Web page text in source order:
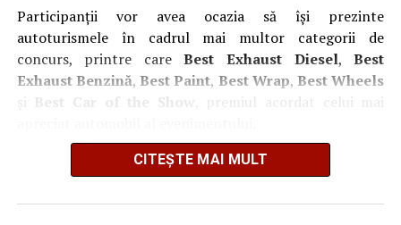
județul Alba și unul dintre puținele din țară. Activitatea
începe luni, iar centrul va funcționa cu o echipă formată
din opt angajați. Vom desfășura activități de integrare
socială, recuperare după afecțiuni neurologice și
programe pentru menținerea stării de sănătate a
Investiție finanțată integral prin
PNRR
Participanții vor avea ocazia să își prezinte
autoturismele în cadrul mai multor categorii de
concurs, printre careBest Exhaust Diesel,Best
Exhaust Benzină,Best Paint, Best Wrap,Best Wheels
Best Car of the Show
, premiul acordat celui mai
Organizatorii anunță că înscrierile se realizează exclusiv
mesaj privat, iar cei interesați trebuie să transmită
fotografii ale autoturismului din toate unghiurile,
CITEȘTE MAI MULT